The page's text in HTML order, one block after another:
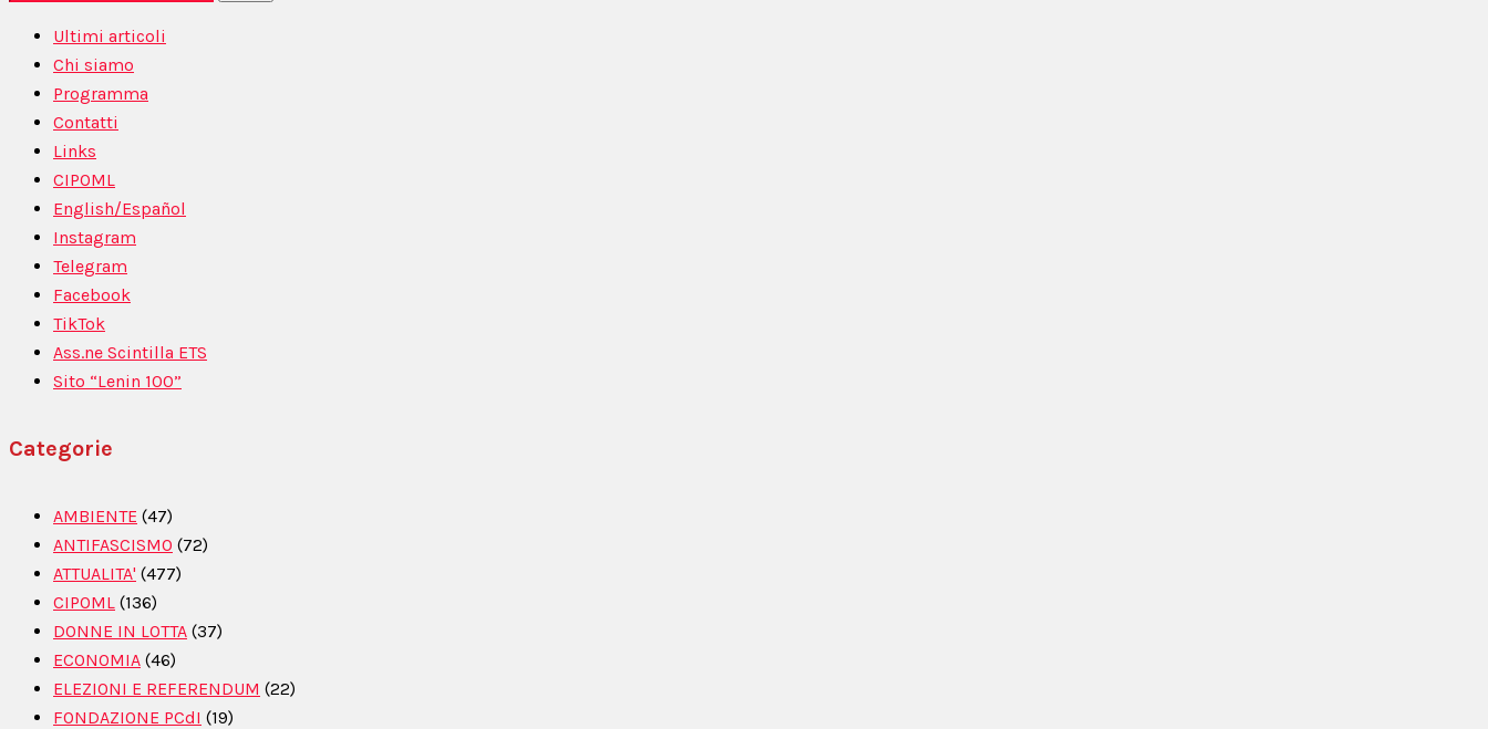
Ultimi articoli
Chi siamo
Programma
Contatti
Links
CIPOML
English/Español
Instagram
Telegram
Facebook
TikTok
Ass.ne Scintilla ETS
Sito “Lenin 100”
Categorie
AMBIENTE (47)
ANTIFASCISMO (72)
ATTUALITA' (477)
CIPOML (136)
DONNE IN LOTTA (37)
ECONOMIA (46)
ELEZIONI E REFERENDUM (22)
FONDAZIONE PCdI (19)